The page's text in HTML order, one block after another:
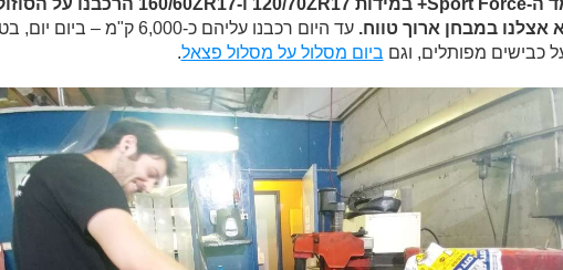
אצלנו במבחן ארוך טווח.
עד היום רכבנו עליהם כ-6,000 ק"מ –
כבישים מפותלים, וגם ביום מסלול על מסלול פצאל.